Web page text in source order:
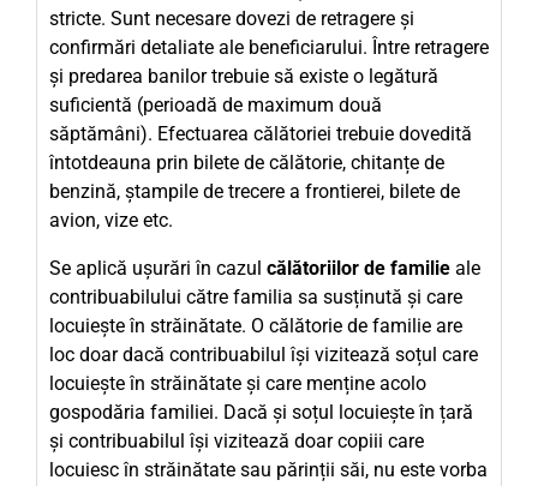
stricte. Sunt necesare dovezi de retragere și
confirmări detaliate ale beneficiarului. Între retragere
și predarea banilor trebuie să existe o legătură
suficientă (perioadă de maximum două
săptămâni). Efectuarea călătoriei trebuie dovedită
întotdeauna prin bilete de călătorie, chitanțe de
benzină, ștampile de trecere a frontierei, bilete de
avion, vize etc.
Se aplică ușurări în cazul călătoriilor de familie ale
contribuabilului către familia sa susținută și care
locuiește în străinătate. O călătorie de familie are
loc doar dacă contribuabilul își vizitează soțul care
locuiește în străinătate și care menține acolo
gospodăria familiei. Dacă și soțul locuiește în țară
și contribuabilul își vizitează doar copiii care
locuiesc în străinătate sau părinții săi, nu este vorba